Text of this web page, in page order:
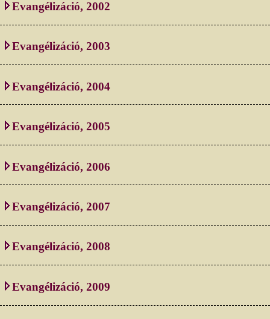
Evangélizáció, 2002
Evangélizáció, 2003
Evangélizáció, 2004
Evangélizáció, 2005
Evangélizáció, 2006
Evangélizáció, 2007
Evangélizáció, 2008
Evangélizáció, 2009